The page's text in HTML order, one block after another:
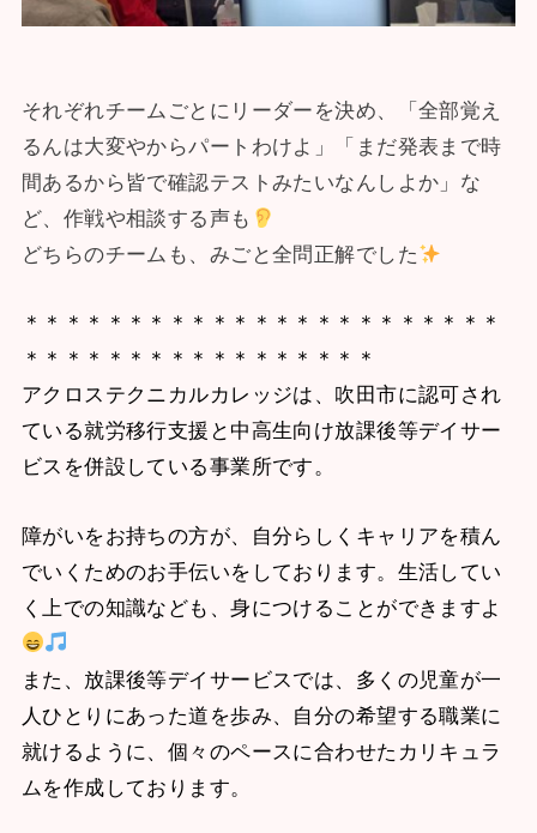
それぞれチームごとにリーダーを決め、「全部覚え
るんは大変やからパートわけよ」「まだ発表まで時
間あるから皆で確認テストみたいなんしよか」な
ど、作戦や相談する声も
どちらのチームも、みごと全問正解でした
＊＊＊＊＊＊＊＊＊＊＊＊＊＊＊＊＊＊＊＊＊＊＊
＊＊＊＊＊＊＊＊＊＊＊＊＊＊＊＊＊
アクロステクニカルカレッジは、吹田市に認可され
ている就労移行支援と中高生向け放課後等デイサー
ビスを併設している事業所です。
障がいをお持ちの方が、自分らしくキャリアを積ん
でいくためのお手伝いをしております。生活してい
く上での知識なども、身につけることができますよ
また、放課後等デイサービスでは、多くの児童が一
人ひとりにあった道を歩み、自分の希望する職業に
就けるように、個々のペースに合わせたカリキュラ
ムを作成しております。